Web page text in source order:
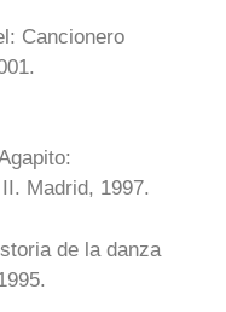
Cancionero
Madrid, 1997.
de la danza